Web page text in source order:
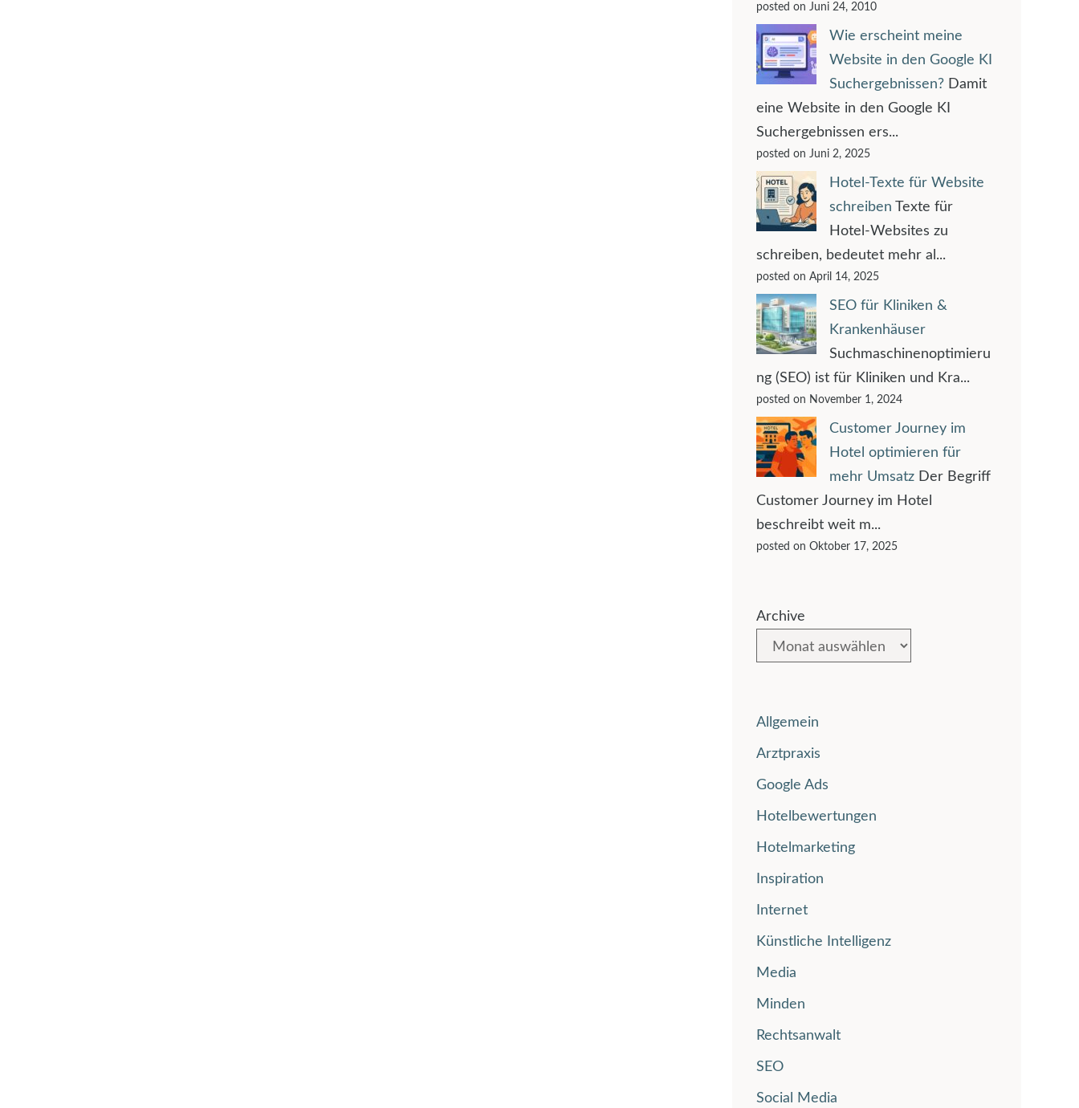
posted on Juni 24, 2010
Wie erscheint meine
Website in den Google KI
Suchergebnissen? Damit
eine Website in den Google KI
Suchergebnissen ers...
posted on Juni 2, 2025
Hotel-Texte für Website
schreiben Texte für
Hotel-Websites zu
schreiben, bedeutet mehr al...
posted on April 14, 2025
SEO für Kliniken &
Krankenhäuser
Suchmaschinenoptimieru
ng (SEO) ist für Kliniken und Kra...
posted on November 1, 2024
Customer Journey im
Hotel optimieren für
mehr Umsatz Der Begriff
Customer Journey im Hotel
beschreibt weit m...
posted on Oktober 17, 2025
Archive
Allgemein
Arztpraxis
Google Ads
Hotelbewertungen
Hotelmarketing
Inspiration
Internet
Künstliche Intelligenz
Media
Minden
Rechtsanwalt
SEO
Social Media